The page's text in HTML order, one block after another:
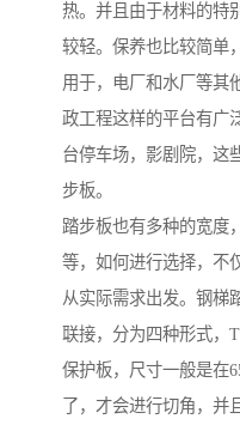
热。并且由于材料的特
较轻。保养也比较简单
用于，电厂和水厂等其
政工程这样的平台有广
台停车场，影剧院，这
步板。
踏步板也有多种的宽度
等，如何进行选择，不
从实际需求出发。钢梯
联接，分为四种形式，
保护板，尺寸一般是在
了，才会进行切角，并